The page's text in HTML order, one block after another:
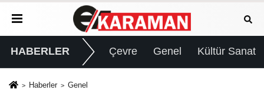
HABERLER Çevre Genel Kültür Sanat
Haberler Genel